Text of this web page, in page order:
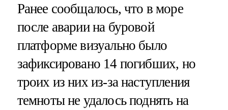
Ранее сообщалось, что в море
после аварии на буровой
платформе визуально было
зафиксировано 14 погибших, но
троих из них из-за наступления
темноты не удалось поднять на